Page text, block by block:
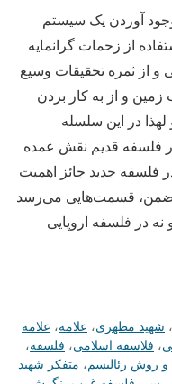
آوردن یک سیستم
از زحمات گرانمایه
و از ثمره تحقیقات وسیع
و از به کار بردن
لهذا در این سلسله
فلسفه قدیم نقش عمده
فلسفه جدید جائز اهمیت
قسمت‌هایی می‌رسد
در فلسفه اروپایی
، شهید مطهری، علامه، علامه
، فلاسفه اسلامی، فلسفه،
روش رئالیسم، متفکر شهید